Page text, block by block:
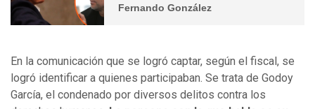
Fernando González
En la comunicación que se logró captar, según el fiscal, se
logró identificar a quienes participaban. Se trata de Godoy
García, el condenado por diversos delitos contra los